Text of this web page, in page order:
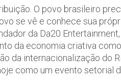
O povo brasileiro
se vê e conhece sua
da Da20
da economia criativa
da internacionalização do
como um evento setorial